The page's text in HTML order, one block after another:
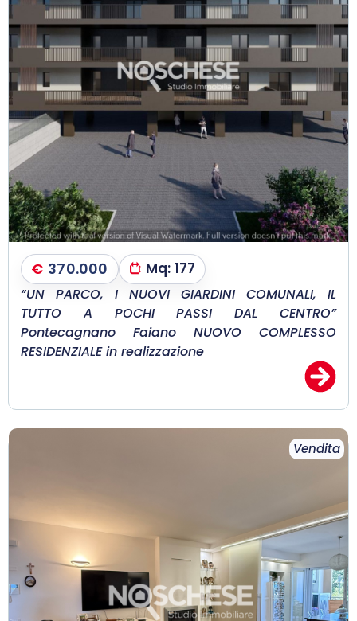
€ 370.000 Mq: 177
“UN PARCO, I NUOVI GIARDINI COMUNALI, IL
TUTTO A POCHI PASSI DAL CENTRO”
Pontecagnano Faiano NUOVO COMPLESSO
RESIDENZIALE in realizzazione
Vendita